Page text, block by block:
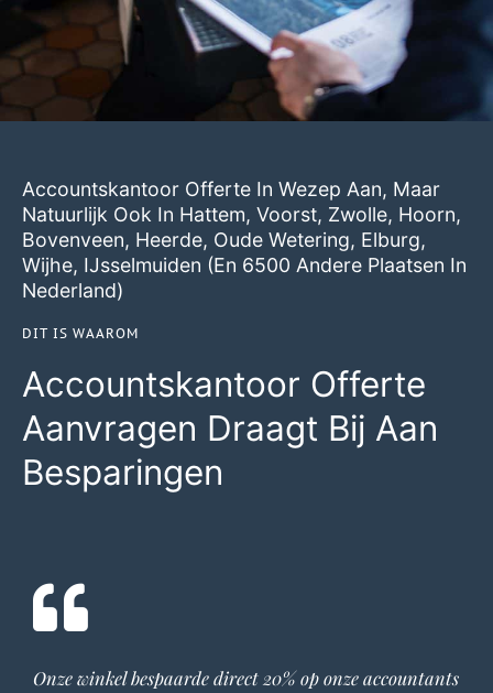
Accountskantoor Offerte In Wezep Aan, Maar
Natuurlijk Ook In Hattem, Voorst, Zwolle, Hoorn,
Bovenveen, Heerde, Oude Wetering, Elburg,
Wijhe, IJsselmuiden (en 6500 Andere Plaatsen In
Nederland)
DIT IS WAAROM
Accountskantoor Offerte
Aanvragen Draagt Bij Aan
Besparingen
Onze winkel bespaarde direct 20% op onzeaccountants